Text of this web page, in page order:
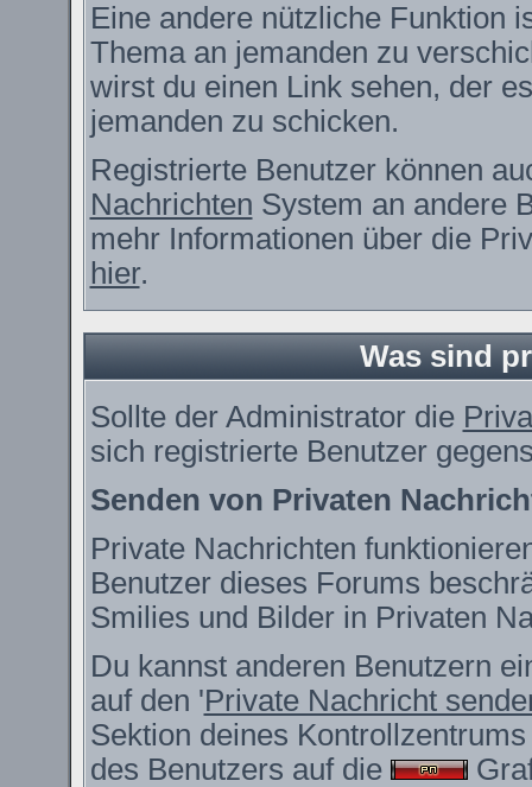
Eine andere nützliche Funktion
Thema an jemanden zu
wirst du einen Link sehen, der
jemanden zu schicken.
Registrierte Benutzer können
Nachrichten System an andere
mehr Informationen über die
hier.
Was sind
Sollte der Administrator die
sich registrierte Benutzer
Senden von Privaten
Private Nachrichten
Benutzer dieses Forums
Smilies und Bilder in Privaten
Du kannst anderen Benutzern
auf den 'Private Nachricht
Sektion deines
des Benutzers auf die